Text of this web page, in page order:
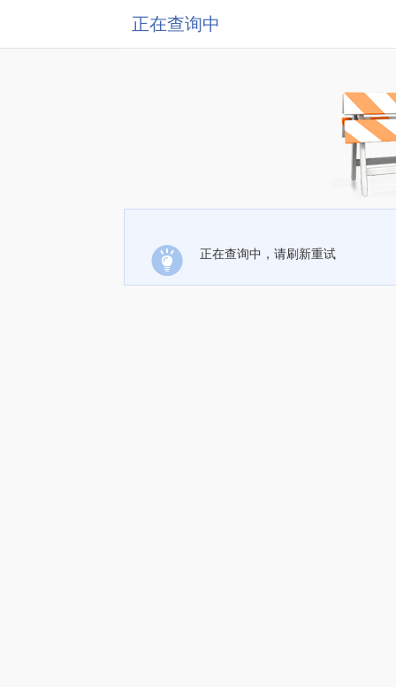
正在查询中
正在查询中，请刷新重试